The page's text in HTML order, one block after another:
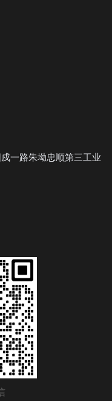
一路朱坳忠顺第三工业